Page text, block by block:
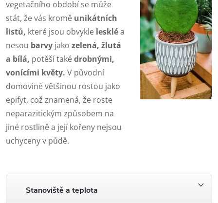
vegetačního období se může
stát, že vás kromě unikátních
listů, které jsou obvykle leskléa
nesou barvy jako zelená, žlutá
a bílá, potěší takédrobnými,
vonícími květy. V původní
domovině většinou rostou jako
epifyt, což znamená, že roste
neparazitickým způsobem na
jiné rostlině a její kořeny nejsou
uchyceny v půdě.
Stanoviště a teplota